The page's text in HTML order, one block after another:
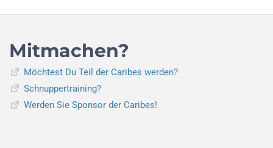
Mitmachen?
Möchtest Du Teil der Caribes werden?
Schnuppertraining?
Werden Sie Sponsor der Caribes!